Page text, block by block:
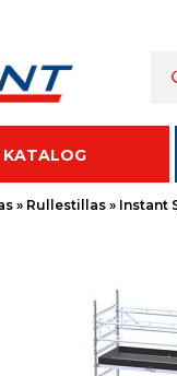
KATALOG
» Rullestillas » Instant